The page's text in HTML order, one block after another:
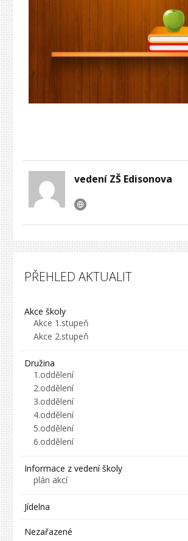
vedení ZŠ Edisonova
PŘEHLED AKTUALIT
Akce školy
Akce 1.stupeň
Akce 2.stupeň
Družina
1.oddělení
2.oddělení
3.oddělení
4.oddělení
5.oddělení
6.oddělení
Informace z vedení školy
plán akcí
Jídelna
Nezařazené